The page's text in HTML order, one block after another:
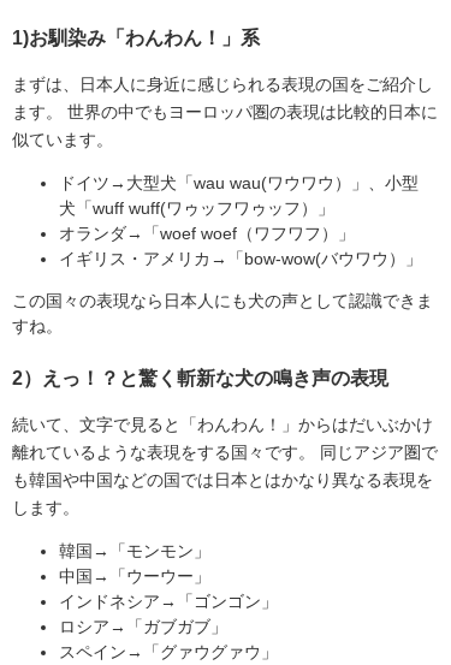
1)お馴染み「わんわん！」系
まずは、日本人に身近に感じられる表現の国をご紹介し
ます。 世界の中でもヨーロッパ圏の表現は比較的日本に
似ています。
ドイツ→大型犬「wau wau(ワウワウ）」、小型
犬「wuff wuff(ワゥッフワゥッフ）」
オランダ→「woef woef（ワフワフ）」
イギリス・アメリカ→「bow-wow(バウワウ）」
この国々の表現なら日本人にも犬の声として認識できま
すね。
2）えっ！？と驚く斬新な犬の鳴き声の表現
続いて、文字で見ると「わんわん！」からはだいぶかけ
離れているような表現をする国々です。 同じアジア圏で
も韓国や中国などの国では日本とはかなり異なる表現を
します。
韓国→「モンモン」
中国→「ウーウー」
インドネシア→「ゴンゴン」
ロシア→「ガブガブ」
スペイン→「グァウグァウ」